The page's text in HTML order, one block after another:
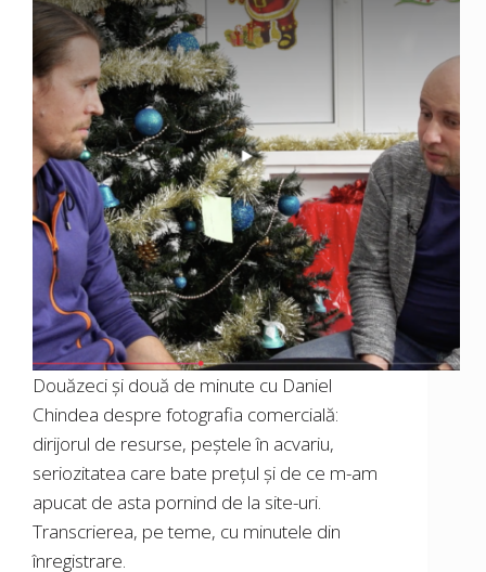
Douăzeci și două de minute cu Daniel
Chindea despre fotografia comercială:
dirijorul de resurse, peștele în acvariu,
seriozitatea care bate prețul și de ce m-am
apucat de asta pornind de la site-uri.
Transcrierea, pe teme, cu minutele din
înregistrare.